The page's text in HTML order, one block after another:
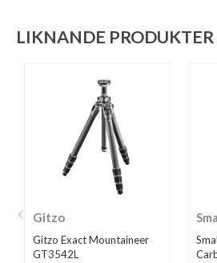
LIKNANDE PRODUKTER
Gitzo
Gitzo Exact Mountaineer
GT3542L